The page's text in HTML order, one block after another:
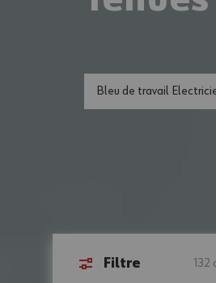
Bleu de travail
Filtre 132